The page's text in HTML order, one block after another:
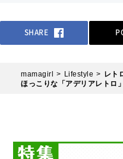
SHARE
mamagirl Lifestyle
レト
ほっこりな「アデリアレトロ」